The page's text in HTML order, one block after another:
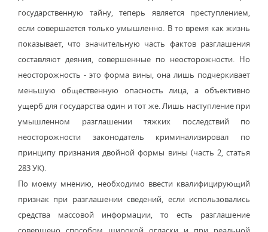
государственную тайну, теперь является преступлением,
если совершается только умышленно. В то время как жизнь
показывает, что значительную часть фактов разглашения
составляют деяния, совершенные по неосторожности. Но
неосторожность - это форма вины, она лишь подчеркивает
меньшую общественную опасность лица, а объективно
ущерб для государства один и тот же. Лишь наступление при
умышленном разглашении тяжких последствий по
неосторожности законодатель криминализировал по
принципу признания двойной формы вины (часть 2, статья
283 УК).
По моему мнению, необходимо ввести квалифицирующий
признак при разглашении сведений, если использовались
средства массовой информации, то есть разглашение